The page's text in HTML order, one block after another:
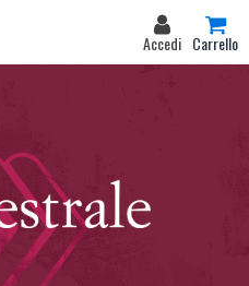
Accedi Carrello